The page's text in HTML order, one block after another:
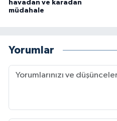
havadan ve karadan
müdahale
Yorumlar